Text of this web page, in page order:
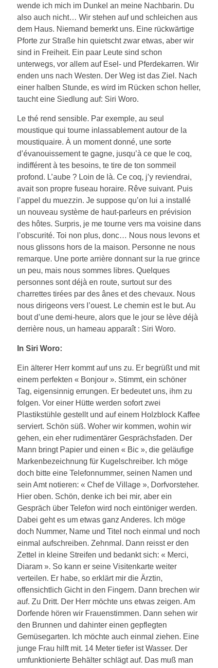
wende ich mich im Dunkel an meine Nachbarin. Du
also auch nicht… Wir stehen auf und schleichen aus
dem Haus. Niemand bemerkt uns. Eine rückwärtige
Pforte zur Straße hin quietscht zwar etwas, aber wir
sind in Freiheit. Ein paar Leute sind schon
unterwegs, vor allem auf Esel- und Pferdekarren. Wir
enden uns nach Westen. Der Weg ist das Ziel. Nach
einer halben Stunde, es wird im Rücken schon heller,
taucht eine Siedlung auf: Siri Woro.
Le thé rend sensible. Par exemple, au seul
moustique qui tourne inlassablement autour de la
moustiquaire. À un moment donné, une sorte
d’évanouissement te gagne, jusqu’à ce que le coq,
indifférent à tes besoins, te tire de ton sommeil
profond. L’aube ? Loin de là. Ce coq, j’y reviendrai,
avait son propre fuseau horaire. Rêve suivant. Puis
l’appel du muezzin. Je suppose qu’on lui a installé
un nouveau système de haut-parleurs en prévision
des hôtes. Surpris, je me tourne vers ma voisine dans
l’obscurité. Toi non plus, donc… Nous nous levons et
nous glissons hors de la maison. Personne ne nous
remarque. Une porte arrière donnant sur la rue grince
un peu, mais nous sommes libres. Quelques
personnes sont déjà en route, surtout sur des
charrettes tirées par des ânes et des chevaux. Nous
nous dirigeons vers l’ouest. Le chemin est le but. Au
bout d’une demi-heure, alors que le jour se lève déjà
derrière nous, un hameau apparaît : Siri Woro.
In Siri Woro:
Ein älterer Herr kommt auf uns zu. Er begrüßt und mit
einem perfekten « Bonjour ». Stimmt, ein schöner
Tag, eigensinnig errungen. Er bedeutet uns, ihm zu
folgen. Vor einer Hütte werden sofort zwei
Plastikstühle gestellt und auf einem Holzblock Kaffee
serviert. Schön süß. Woher wir kommen, wohin wir
gehen, ein eher rudimentärer Gesprächsfaden. Der
Mann bringt Papier und einen « Bic », die geläufige
Markenbezeichnung für Kugelschreiber. Ich möge
doch bitte eine Telefonnummer, seinen Namen und
sein Amt notieren: « Chef de Village », Dorfvorsteher.
Hier oben. Schön, denke ich bei mir, aber ein
Gespräch über Telefon wird noch eintöniger werden.
Dabei geht es um etwas ganz Anderes. Ich möge
doch Nummer, Name und Titel noch einmal und noch
einmal aufschreiben. Zehnmal. Dann reisst er den
Zettel in kleine Streifen und bedankt sich: « Merci,
Diaram ». So kann er seine Visitenkarte weiter
verteilen. Er habe, so erklärt mir die Ärztin,
offensichtlich Gicht in den Fingern. Dann brechen wir
auf. Zu Dritt. Der Herr möchte uns etwas zeigen. Am
Dorfende hören wir Frauenstimmen. Dann sehen wir
den Brunnen und dahinter einen gepflegten
Gemüsegarten. Ich möchte auch einmal ziehen. Eine
junge Frau hilft mit. 14 Meter tiefer ist Wasser. Der
umfunktionierte Behälter schlägt auf. Das muß man